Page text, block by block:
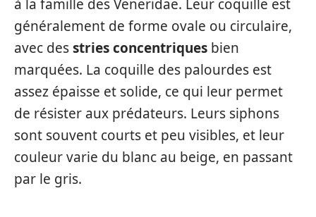
à la famille des Veneridae. Leur coquille est
généralement de forme ovale ou circulaire,
avec desstries concentriques bien
marquées. La coquille des palourdes est
assez épaisse et solide, ce qui leur permet
de résister aux prédateurs. Leurs siphons
sont souvent courts et peu visibles, et leur
couleur varie du blanc au beige, en passant
par le gris.